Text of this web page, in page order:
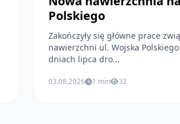
Polskiego
Zakończyły się główne prace
nawierzchni ul. Wojska
dniach lipca dro...
03.08.2026 1 min 32